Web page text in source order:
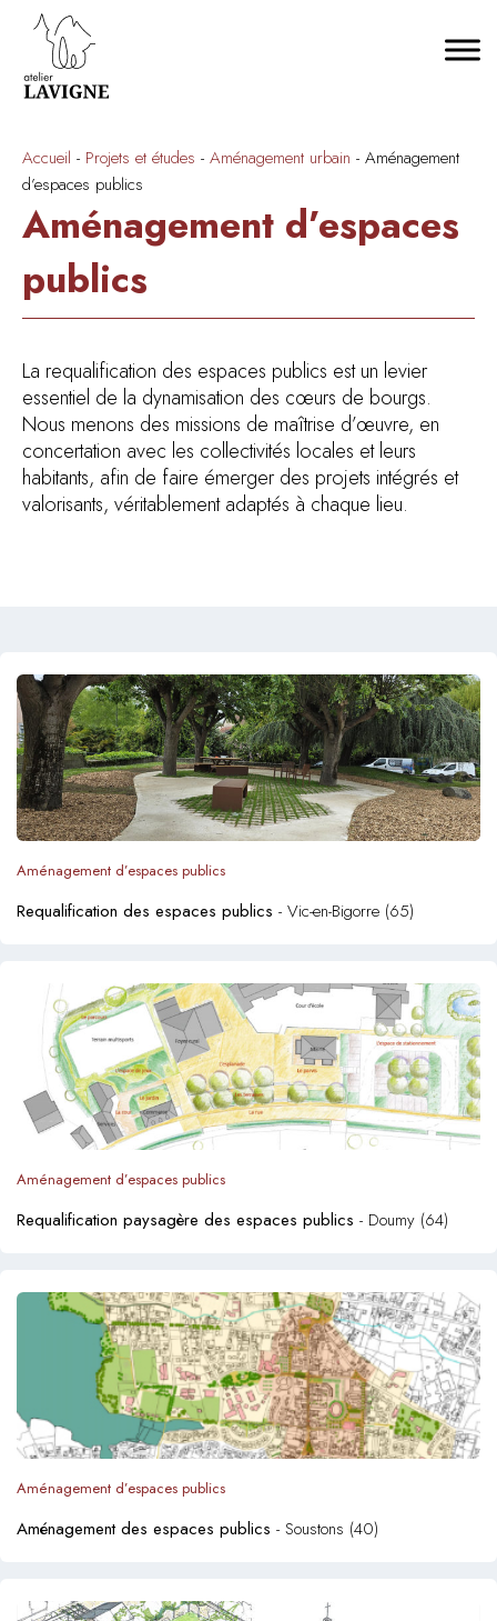
Accueil - Projets et études - Aménagement urbain - Aménagement
d’espaces publics
Aménagement d’espaces
publics
La requalification des espaces publics est un levier
essentiel de la dynamisation des cœurs de bourgs.
Nous menons des missions de maîtrise d’œuvre, en
concertation avec les collectivités locales et leurs
habitants, afin de faire émerger des projets intégrés et
valorisants, véritablement adaptés à chaque lieu.
Aménagement d’espaces publics
Requalification des espaces publics - Vic-en-Bigorre (65)
Aménagement d’espaces publics
Requalification paysagère des espaces publics - Doumy (64)
Aménagement d’espaces publics
Aménagement des espaces publics - Soustons (40)